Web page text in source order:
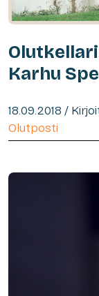
Karhu
18.09.2018 /
Olutposti